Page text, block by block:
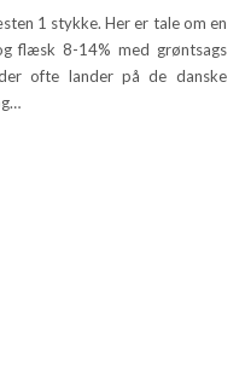
1 stykke. Her er tale om en
flæsk 8-14% med grøntsags
ofte lander på de danske